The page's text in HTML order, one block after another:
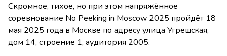
Скромное, тихое, но при этом напряжённое
соревнование No Peeking in Moscow 2025 пройдёт 18
мая 2025 года в Москве по адресу улица Угрешская,
дом 14, строение 1, аудитория 2005.